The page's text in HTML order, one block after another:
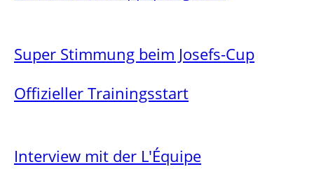
Super Stimmung beim Josefs-Cup
Offizieller Trainingsstart
Interview mit der L'Équipe